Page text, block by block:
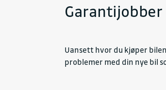
Garantijobber
Uansett hvor du kjøper
problemer med din nye bil